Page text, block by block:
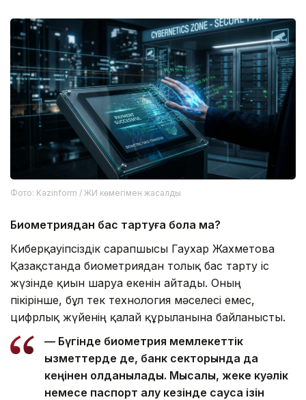
Фото: Kazinform / ЖИ көмегімен жасалды
Биометриядан бас тартуға бола ма?
Киберқауіпсіздік сарапшысы Гаухар Жахметова
Қазақстанда биометриядан толық бас тарту іс
жүзінде қиын шаруа екенін айтады. Оның
пікірінше, бұл тек технология мәселесі емес,
цифрлық жүйенің қалай құрылғанына байланысты.
— Бүгінде биометрия мемлекеттік
қызметтерде де, банк секторында да
кеңінен қолданылады. Мысалы, жеке куәлік
немесе паспорт алу кезінде саусақ ізін